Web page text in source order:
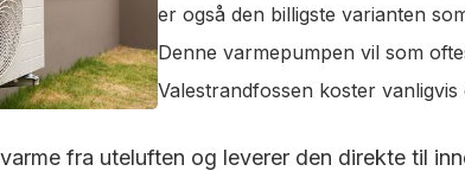
er også den billigste varianten
Denne varmepumpen vil som
Valestrandfossen koster
fra uteluften og leverer den direkte til